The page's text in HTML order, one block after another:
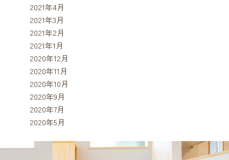
2021年4月
2021年3月
2021年2月
2021年1月
2020年12月
2020年11月
2020年10月
2020年9月
2020年7月
2020年5月